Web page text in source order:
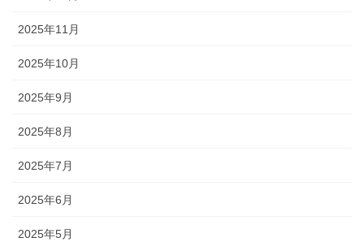
2025年11月
2025年10月
2025年9月
2025年8月
2025年7月
2025年6月
2025年5月